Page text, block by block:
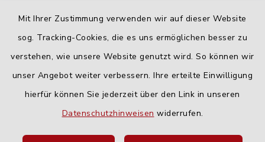
Mit Ihrer Zustimmung verwenden wir auf dieser Website
sog. Tracking-Cookies, die es uns ermöglichen besser zu
verstehen, wie unsere Website genutzt wird. So können wir
unser Angebot weiter verbessern. Ihre erteilte Einwilligung
hierfür können Sie jederzeit über den Link in unseren
Datenschutzhinweisen widerrufen.
Freitag:
geschlossen
Quicklinks